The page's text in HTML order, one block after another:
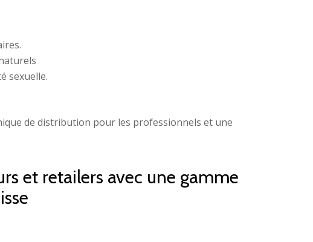
sexuelle.
de distribution pour les professionnels et une
et retailers avec une gamme